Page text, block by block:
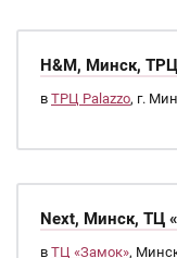
H&M, Минск,
в ТРЦ Palazzo, г.
Next, Минск, ТЦ
в ТЦ «Замок»,